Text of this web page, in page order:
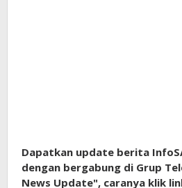
Dapatkan update berita
dengan bergabung di Grup
News Update", caranya klik